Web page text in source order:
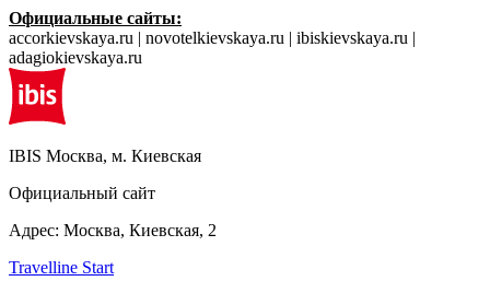
Официальные сайты:
accorkievskaya.ru | novotelkievskaya.ru | ibiskievskaya.ru |
adagiokievskaya.ru
IBIS Москва, м. Киевская
Официальный сайт
Адрес: Москва, Киевская, 2
Travelline Start